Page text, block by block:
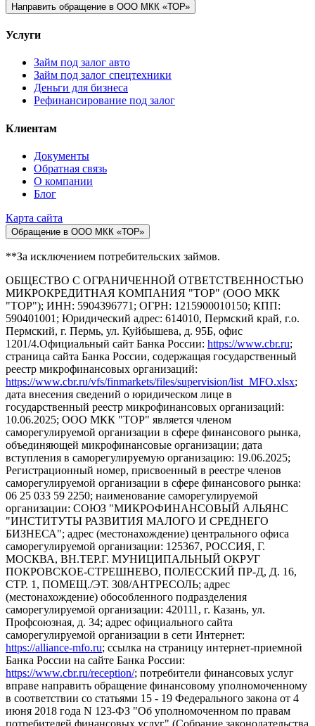
Направить обращение в ООО МКК «ТОР»
Услуги
Займ под залог авто
Займ под залог спецтехники
Деньги для бизнеса
Рефинансирование под залог
Клиентам
Документы
Обратная связь
О компании
Блог
Карта сайта
Обращение в ООО МКК «ТОР»
**За исключением потребительских займов.
ОБЩЕСТВО С ОГРАНИЧЕННОЙ ОТВЕТСТВЕННОСТЬЮ
МИКРОКРЕДИТНАЯ КОМПАНИЯ "ТОР" (ООО МКК
"ТОР"); ИНН: 5904396771; ОГРН: 1215900010150; КПП:
590401001; Юридический адрес: 614010, Пермский край, г.о.
Пермский, г. Пермь, ул. Куйбышева, д. 95Б, офис
1201/4.Официальный сайт Банка России: https://www.cbr.ru;
страница сайта Банка России, содержащая государственный
реестр микрофинансовых организаций:
https://www.cbr.ru/vfs/finmarkets/files/supervision/list_MFO.xlsx;
дата внесения сведений о юридическом лице в
государственный реестр микрофинансовых организаций:
10.06.2025; ООО МКК "ТОР" является членом
саморегулируемой организации в сфере финансового рынка,
объединяющей микрофинансовые организации; дата
вступления в саморегулируемую организацию: 19.06.2025;
Регистрационный номер, присвоенный в реестре членов
саморегулируемой организации в сфере финансового рынка:
06 25 033 59 2250; наименование саморегулируемой
организации: СОЮЗ "МИКРОФИНАНСОВЫЙ АЛЬЯНС
"ИНСТИТУТЫ РАЗВИТИЯ МАЛОГО И СРЕДНЕГО
БИЗНЕСА"; адрес (местонахождение) центрального офиса
саморегулируемой организации: 125367, РОССИЯ, Г.
МОСКВА, ВН.ТЕР.Г. МУНИЦИПАЛЬНЫЙ ОКРУГ
ПОКРОВСКОЕ-СТРЕШНЕВО, ПОЛЕССКИЙ ПР-Д, Д. 16,
СТР. 1, ПОМЕЩ./ЭТ. 308/АНТРЕСОЛЬ; адрес
(местонахождение) обособленного подразделения
саморегулируемой организации: 420111, г. Казань, ул.
Профсоюзная, д. 34; адрес официального сайта
саморегулируемой организации в сети Интернет:
https://alliance-mfo.ru; ссылка на страницу интернет-приемной
Банка России на сайте Банка России:
https://www.cbr.ru/reception/; потребители финансовых услуг
вправе направить обращение финансовому уполномоченному
в соответствии со статьями 15 - 19 Федерального закона от 4
июня 2018 года N 123-ФЗ "Об уполномоченном по правам
потребителей финансовых услуг" (Собрание законодательства